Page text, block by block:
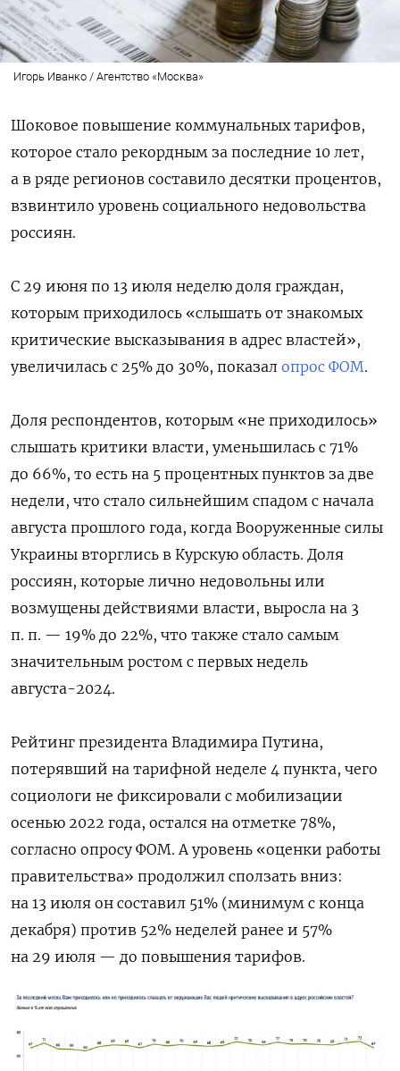
Игорь Иванко / Агентство «Москва»
Шоковое повышение коммунальных тарифов,
которое стало рекордным за последние 10 лет,
а в ряде регионов составило десятки процентов,
взвинтило уровень социального недовольства
россиян.
С 29 июня по 13 июля неделю доля граждан,
которым приходилось «слышать от знакомых
критические высказывания в адрес властей»,
увеличилась с 25% до 30%, показал опрос ФОМ.
Доля респондентов, которым «не приходилось»
слышать критики власти, уменьшилась с 71%
до 66%, то есть на 5 процентных пунктов за две
недели, что стало сильнейшим спадом с начала
августа прошлого года, когда Вооруженные силы
Украины вторглись в Курскую область. Доля
россиян, которые лично недовольны или
возмущены действиями власти, выросла на 3
п. п. — 19% до 22%, что также стало самым
значительным ростом с первых недель
августа-2024.
Рейтинг президента Владимира Путина,
потерявший на тарифной неделе 4 пункта, чего
социологи не фиксировали с мобилизации
осенью 2022 года, остался на отметке 78%,
согласно опросу ФОМ. А уровень «оценки работы
правительства» продолжил сползать вниз:
на 13 июля он составил 51% (минимум с конца
декабря) против 52% неделей ранее и 57%
на 29 июля — до повышения тарифов.